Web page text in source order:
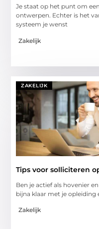
Je staat op het punt om
ontwerpen. Echter is het
systeem je wenst
Zakelijk
ZAKELIJK
Tips voor solliciteren
Ben je actief als hovenier
bijna klaar met je opleiding
Zakelijk